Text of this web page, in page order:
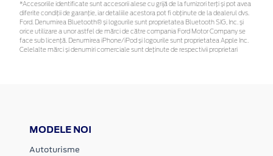
*Accesoriile identificate sunt accesorii alese cu grijă de la furnizori terți și pot avea
diferite condiții de garanție, iar detaliile acestora pot fi obținute de la dealerul dvs.
Ford. Denumirea Bluetooth® și logourile sunt proprietatea Bluetooth SIG, Inc. și
orice utilizare a unor astfel de mărci de către compania Ford Motor Company se
face sub licență. Denumirea iPhone/iPod și logourile sunt proprietatea Apple Inc.
Celelalte mărci și denumiri comerciale sunt deținute de respectivii proprietari
MODELE NOI
Autoturisme